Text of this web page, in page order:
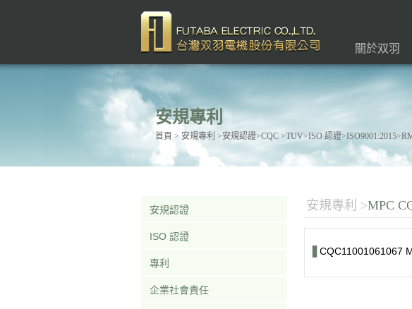
關於双羽
安規專利
首頁 > 安規專利 >安規認證>CQC >TUV>ISO 認證
安規認證
ISO 認證
專利
企業社會責任
安規專利 >MPC
CQC11001061067